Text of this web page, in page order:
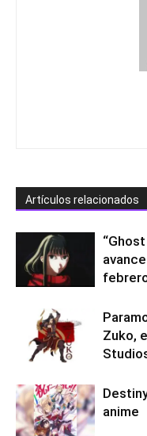
Artículos relacionados
Zuko,
anime